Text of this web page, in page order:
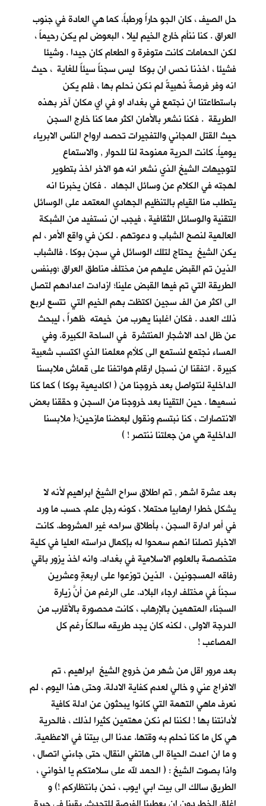
حل الصيف ، كان الجو حاراً ورطباً، كما هي العادة في جنوب
العراق . كنا ننأم خارج الخيم ليلا ، البعوض لم يكن رحيماً ،
لكن الحمامات كانت متوفرة و الطعام كان جيدا . وشيئا
فشيئا ، اخذنا نحس ان بوكا ليس سجناً سيئاً للغاية ، حيث
انه وفر فرصةً ذهبيةً لم نكن نحلم بها ، فلم يكن
باستطاعتنا ان نجتمع في بغداد او في اي مكان آخر بهذه
الطريقة . فكنا نشعر بالأمان اكثر مما كنا خارج السجن
حيث القتل المجاني والتفجيرات تحصد ارواح الناس الابرياء
يومياً. كانت الحرية ممنوحة لنا للحوار , والاستماع
لتوجيهات الشيخ الذي نشعر انه هو الاخر اخذ بتطوير
لهجته في الكلام عن وسائل الجهاد . فكان يخبرنا انه
يتطلب منا القيام بالتنظيم الجهادي المعتمد على الوسائل
التقنية والوسائل الثقافية ، فيجب ان نستفيد من الشبكة
العالمية لنصح الشباب و دعوتهم . لكن في واقع الأمر ، لم
يكن الشيخ يحتاج لتلك الوسائل في سجن بوكا . فالشباب
الذين تم القبض عليهم من مختلف مناطق العراق ؛وبنفس
الطريقة التي تم فيها القبض علينا؛ ازدادت اعدادهم لتصل
الى اكثر من الف سجين اكتظت بهم الخيم التي تتسع لربع
ذلك العدد . فكان اغلبنا يهرب من خيمته ظهراً ، ليبحث
عن ظل احد الاشجار المنتشرة في الساحة الكبيرة. وفي
المساء نجتمع لنستمع الى كلأم معلمنا الذي اكتسب شعبية
كبيرة . اتفقنا ان نسجل ارقام هواتفنا على قماش ملابسنا
الداخلية لنتواصل بعد خروجنا من ( اكاديمية بوكا ) كما كنا
نسميها . حين التقينا بعد خروجنا من السجن و حققنا بعض
الانتصارات ، كنا نبتسم ونقول لبعضنا مازحين:( ملابسنا
الداخلية هي من جعلتنا ننتصر ! )
بعد عشرة اشهر , تم اطلاق سراح الشيخ ابراهيم لأنه لا
يشكل خطرا ارهابيا محتملا ، كونه رجل علم. حسب ما ورد
في أمر ادارة السجن ، بأطلاق سراحه غير المشروط. كانت
الاخبار تصلنا انهم سمحوا له بإكمال دراسته العليا في كلية
متخصصة بالعلوم الاسلامية في بغداد. وانه اخذ يزور باقي
رفاقه المسجونين ، الذين توزعوا على اربعةٍ وعشرين
سجناً في مختلف ارجاء البلاد. على الرغم من أنَّ زيارة
السجناء المتهمين بالإرهاب ، كانت محصورة بالأقارب من
الدرجة الاولى ، لكنه كان يجد طريقه سالكاً رغم كل
المصاعب !
بعد مرور اقل من شهر من خروج الشيخ ابراهيم ، تم
الافراج عني و خالي لعدم كفاية الادلة. وحتى هذا اليوم ، لم
نعرف ماهي التهمة التي كانوا يبحثون عن ادلة كافية
لأدانتنا بها ! لكننا لم نكن مهتمين كثيرا لذلك ، فالحرية
هي كل ما كنا نحلم به وقتها. عدنا الى بيتنا في الاعظمية.
و ما ان اعدت الحياة الى هاتفي النقال، حتى جاءني اتصال ،
واذا بصوت الشيخ : ( الحمد لله على سلامتكم يا اخواني ،
الطريق سالك الى بيت ابي ايوب ، نحن بانتظاركم !) و